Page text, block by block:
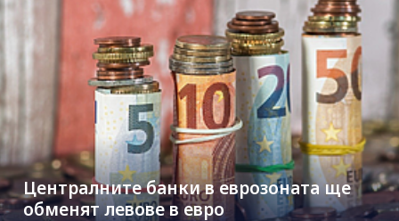
Централните банки в еврозоната ще
обменят левове в евро